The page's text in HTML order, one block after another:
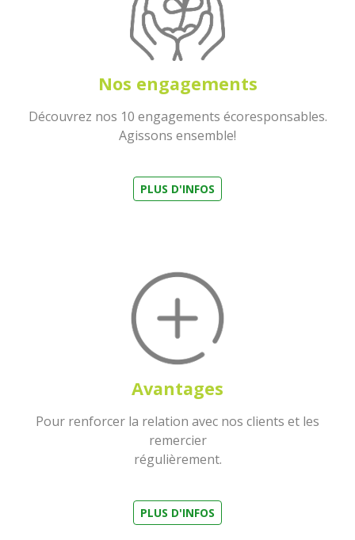
Nos engagements
Découvrez nos 10 engagements écoresponsables.
Agissons ensemble!
PLUS D'INFOS
Avantages
Pour renforcer la relation avec nos clients et les
remercier
régulièrement.
PLUS D'INFOS